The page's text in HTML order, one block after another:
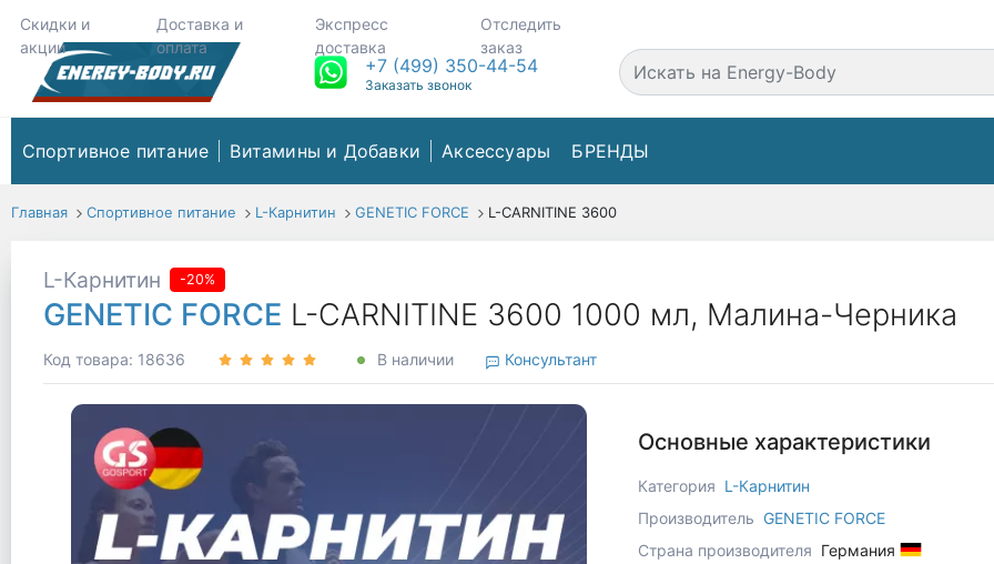
Скидки и
акции
Доставка и
оплата
Экспресс
доставка
Отследить
заказ
+7 (499) 350-44-54
Заказать звонок
Спортивное питание Витамины и Добавки Аксессуары БРЕНДЫ
Главная Спортивное питание L-Карнитин GENETIC FORCE L-CARNITINE 3600
L-Карнитин -20%
GENETIC FORCE L-CARNITINE 3600 1000 мл, Малина-Черника
Код товара: 18636 В наличии Консультант
Основные характеристики
Категория L-Карнитин
Производитель GENETIC FORCE
Страна производителя Германия